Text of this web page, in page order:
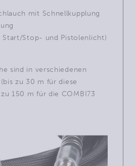
mit Schnellkupplung
Start/Stop- und Pistolenlicht)
sind in verschiedenen
zu 30 m für diese
150 m für die COMBI73